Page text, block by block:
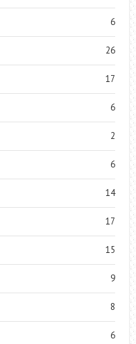
6
26
17
6
2
6
14
17
15
9
8
6